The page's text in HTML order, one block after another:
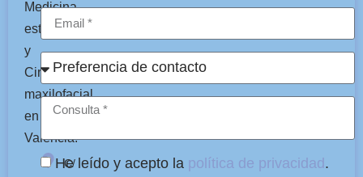
Medicina
estética
y
Cirugía
maxilofacial
en
Valencia.
C/
He leído y acepto la política de privacidad.